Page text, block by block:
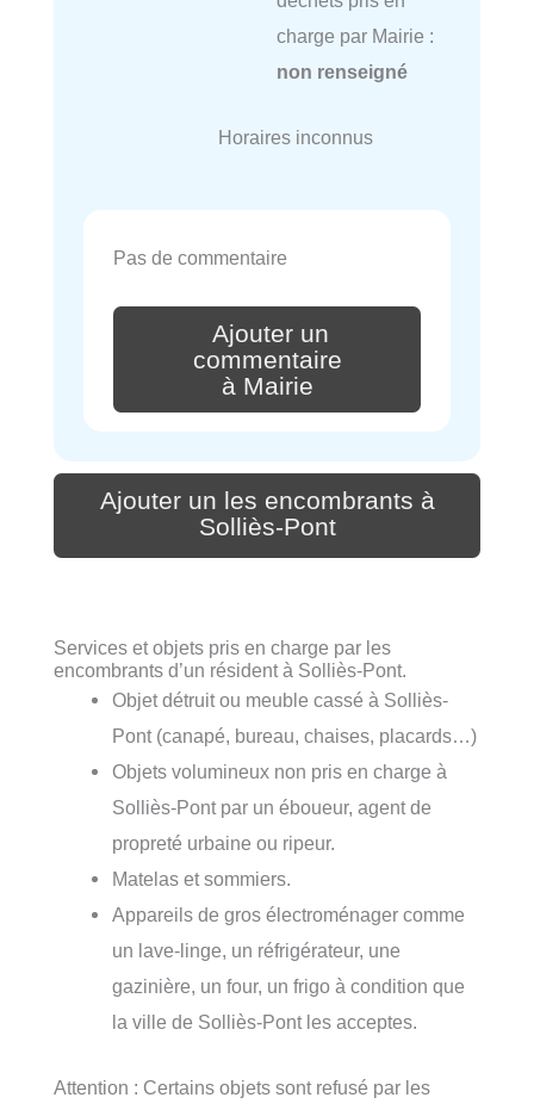
charge par Mairie :
non renseigné
Horaires inconnus
Pas de commentaire
Ajouter un
commentaire
à Mairie
Ajouter un les encombrants à
Solliès-Pont
Services et objets pris en charge par les
encombrants d’un résident à Solliès-Pont.
Objet détruit ou meuble cassé à Solliès-
Pont (canapé, bureau, chaises, placards…)
Objets volumineux non pris en charge à
Solliès-Pont par un éboueur, agent de
propreté urbaine ou ripeur.
Matelas et sommiers.
Appareils de gros électroménager comme
un lave-linge, un réfrigérateur, une
gazinière, un four, un frigo à condition que
la ville de Solliès-Pont les acceptes.
Attention : Certains objets sont refusé par les